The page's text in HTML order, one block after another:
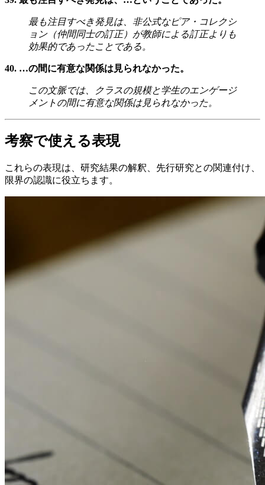
最も注目すべき発見は、非公式なピア・コレクシ
ョン（仲間同士の訂正）が教師による訂正よりも
効果的であったことである。
40. …の間に有意な関係は見られなかった。
この文脈では、クラスの規模と学生のエンゲージ
メントの間に有意な関係は見られなかった。
考察で使える表現
これらの表現は、研究結果の解釈、先行研究との関連付け、
限界の認識に役立ちます。